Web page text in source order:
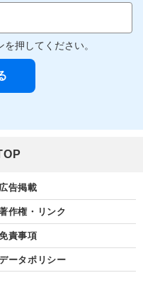
押してください。
広告掲載
作権・リンク
責事項
ータポリシー